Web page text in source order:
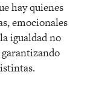
hay quienes
emocionales
igualdad no